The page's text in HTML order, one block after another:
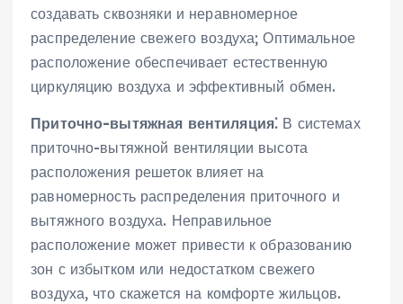
создавать сквозняки и неравномерное
распределение свежего воздуха; Оптимальное
расположение обеспечивает естественную
циркуляцию воздуха и эффективный обмен.
Приточно-вытяжная вентиляция⁚ В системах
приточно-вытяжной вентиляции высота
расположения решеток влияет на
равномерность распределения приточного и
вытяжного воздуха. Неправильное
расположение может привести к образованию
зон с избытком или недостатком свежего
воздуха‚ что скажется на комфорте жильцов.